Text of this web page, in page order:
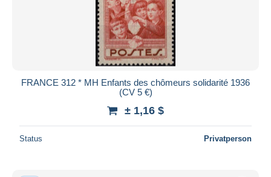
FRANCE 312 * MH Enfants des chômeurs solidarité 1936
(CV 5 €)
± 1,16 $
Status Privatperson